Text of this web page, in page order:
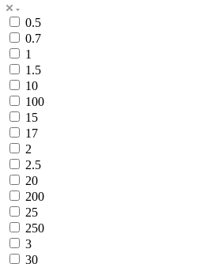
0.5
0.7
1
1.5
10
100
15
17
2
2.5
20
200
25
250
3
30